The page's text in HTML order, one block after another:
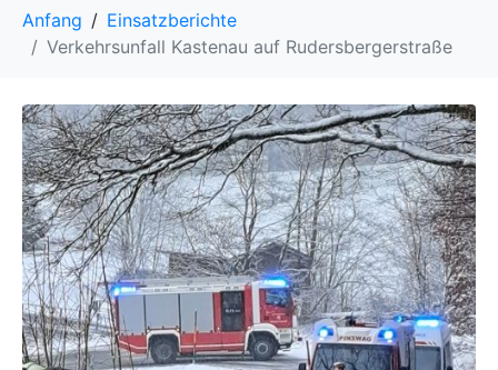
Anfang
Einsatzberichte
Verkehrsunfall Kastenau auf Rudersbergerstraße